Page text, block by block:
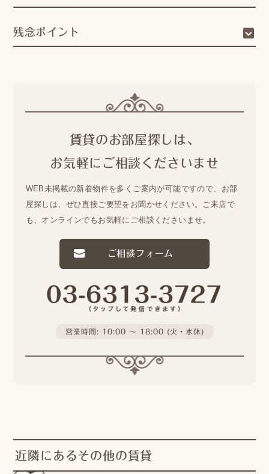
残念ポイント
賃貸のお部屋探しは、
お気軽にご相談くださいませ
WEB未掲載の新着物件を多くご案内が可能ですので、 お部
屋探しは、ぜひ直接ご要望をお聞かせください。
ご来店で
も、オンラインでもお気軽にご相談くださいませ。
ご相談フォーム
営業時間: 10:00 〜 18:00 (火・水休)
近隣にあるその他の賃貸